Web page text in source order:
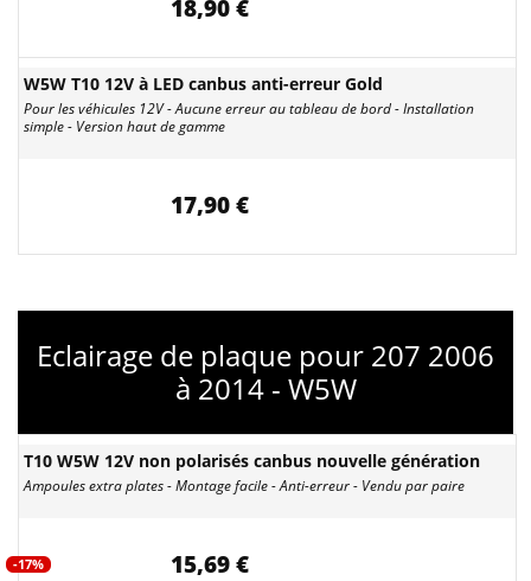
18,90 €
W5W T10 12V à LED canbus anti-erreur Gold
Pour les véhicules 12V - Aucune erreur au tableau de bord - Installation
simple - Version haut de gamme
17,90 €
Eclairage de plaque pour 207 2006
à 2014 - W5W
T10 W5W 12V non polarisés canbus nouvelle génération
Ampoules extra plates - Montage facile - Anti-erreur - Vendu par paire
-17% 15,69 €